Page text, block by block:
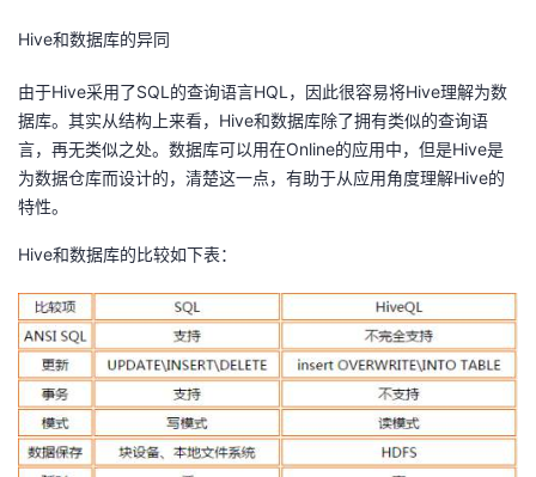
Hive和数据库的异同
由于Hive采用了SQL的查询语言HQL，因此很容易将Hive理解为数
据库。其实从结构上来看，Hive和数据库除了拥有类似的查询语
言，再无类似之处。数据库可以用在Online的应用中，但是Hive是
为数据仓库而设计的，清楚这一点，有助于从应用角度理解Hive的
特性。
Hive和数据库的比较如下表：